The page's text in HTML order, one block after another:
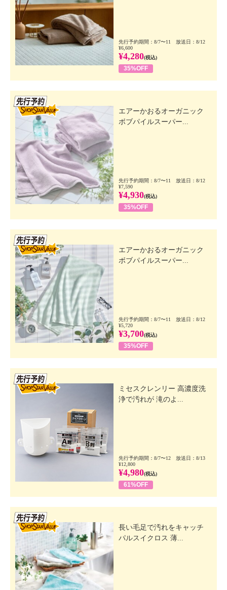
先行予約期間：8/7〜11 放送日：8/12
¥6,600
¥4,280(税込)
35%OFF
エアーかおるオーガニック
ボブパイルスーパー...
先行予約期間：8/7〜11 放送日：8/12
¥7,590
¥4,930(税込)
35%OFF
エアーかおるオーガニック
ボブパイルスーパー...
先行予約期間：8/7〜11 放送日：8/12
¥5,720
¥3,700(税込)
35%OFF
ミセスクレンリー 高濃度洗
浄で汚れが 滝のよ...
先行予約期間：8/7〜12 放送日：8/13
¥12,800
¥4,980(税込)
61%OFF
長い毛足で汚れをキャッチ
パルスイクロス 薄...